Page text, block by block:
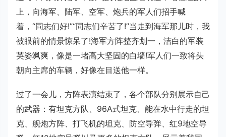
上，向海军、陆军、空军、炮兵的军人们招手喊
着，“同志们好!”“同志们辛苦了!”当走到海军那儿时，我
被眼前的情景惊呆了!海军方阵整齐划一，洁白的军装
英姿飒爽，像是一堵高大坚固的白墙!军人们一致将头
朝向主席的车辆，好像在目送他一样。
过了一会儿，方阵表演结束了，各个部队分别展示自己
的武器：有坦克方队、96A式坦克、能在水中行走的坦
克、舰炮方阵、打飞机的坦克、防空导弹、红9地空导